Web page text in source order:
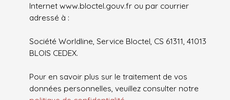
Internet www.bloctel.gouv.fr ou par courrier
adressé à :
Société Worldline, Service Bloctel, CS 61311, 41013
BLOIS CEDEX.
Pour en savoir plus sur le traitement de vos
données personnelles, veuillez consulter notre